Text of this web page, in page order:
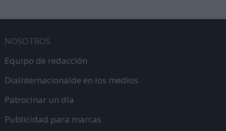
NOSOTROS
Equipo de redacción
DiaInternacionalde en los medios
Patrocinar un día
Publicidad para marcas